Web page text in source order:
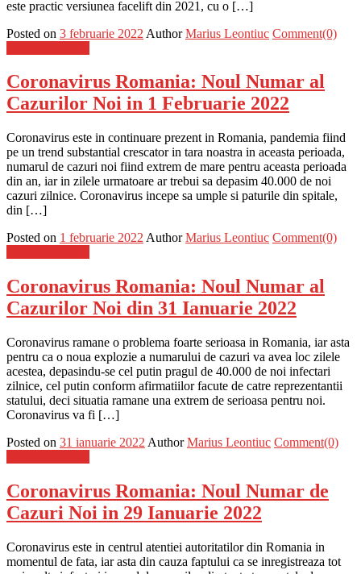
este practic versiunea facelift din 2021, cu o […]
Posted on 3 februarie 2022 Author Marius Leontiuc Comment(0)
Coronavirus Romania: Noul Numar al
Cazurilor Noi in 1 Februarie 2022
Coronavirus este in continuare prezent in Romania, pandemia fiind
pe un trend substantial crescator in tara noastra in aceasta perioada,
numarul de cazuri noi fiind extrem de mare pentru aceasta perioada
din an, iar in zilele urmatoare ar trebui sa depasim 40.000 de noi
cazuri zilnice. Coronavirus incepe sa umple si paturile din spitale,
din […]
Posted on 1 februarie 2022 Author Marius Leontiuc Comment(0)
Coronavirus Romania: Noul Numar al
Cazurilor Noi din 31 Ianuarie 2022
Coronavirus ramane o problema foarte serioasa in Romania, iar asta
pentru ca o noua explozie a numarului de cazuri va avea loc zilele
acestea, depasindu-se cel putin pragul de 40.000 de noi infectari
zilnice, cel putin conform afirmatiilor facute de catre reprezentantii
statului, deci situatia ramane una extrem de serioasa pentru noi.
Coronavirus va fi […]
Posted on 31 ianuarie 2022 Author Marius Leontiuc Comment(0)
Coronavirus Romania: Noul Numar de
Cazuri Noi in 29 Ianuarie 2022
Coronavirus este in centrul atentiei autoritatilor din Romania in
momentul de fata, iar asta din cauza faptului ca se inregistreaza tot